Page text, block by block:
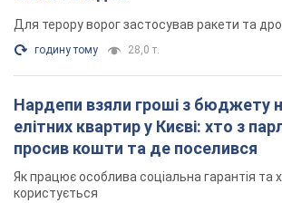
Російська армія обстріляла дві
багатоповерхівки в Харкові: двоє
більше 20 постраждалих
Ворог навмисно обстрілює житлові будинки
24 хвилини тому 2,7 т.